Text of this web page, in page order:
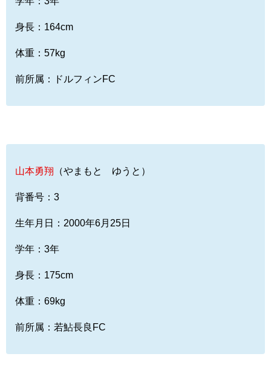
身長：164cm
体重：57kg
前所属：ドルフィンFC
山本勇翔 （やまもと ゆうと）
背番号：3
生年月日：2000年6月25日
学年：3年
身長：175cm
体重：69kg
前所属：若鮎長良FC